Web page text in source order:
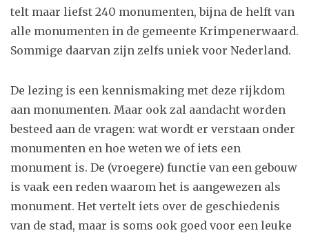
telt maar liefst 240 monumenten, bijna de helft van
alle monumenten in de gemeente Krimpenerwaard.
Sommige daarvan zijn zelfs uniek voor Nederland.
De lezing is een kennismaking met deze rijkdom
aan monumenten. Maar ook zal aandacht worden
besteed aan de vragen: wat wordt er verstaan onder
monumenten en hoe weten we of iets een
monument is. De (vroegere) functie van een gebouw
is vaak een reden waarom het is aangewezen als
monument. Het vertelt iets over de geschiedenis
van de stad, maar is soms ook goed voor een leuke